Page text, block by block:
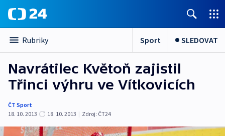
Rubriky Sport SLEDOVAT
Navrátilec Květoň zajistil
Třinci výhru ve Vítkovicích
ČT Sport
18. 10. 2013
18. 10. 2013 | Zdroj: ČT24